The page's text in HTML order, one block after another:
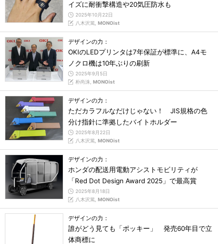
イズに耐衝撃構造や20気圧防水も
2025年10月22日
八木沢篤, MONOist
デザインの力：
OKIのLEDプリンタは7年保証が標準に、A4モ
ノクロ機は10年ぶりの刷新
2025年9月5日
朴尚洙, MONOist
デザインの力：
ただカラフルなだけじゃない！ JIS規格の色
分け指針に準拠したバイトホルダー
2025年8月22日
八木沢篤, MONOist
デザインの力：
ホンダの配送用電動アシストモビリティが
「Red Dot Design Award 2025」で最高賞
2025年8月18日
八木沢篤, MONOist
デザインの力：
誰がどう見ても「ポッキー」 発売60年目で立
体商標に